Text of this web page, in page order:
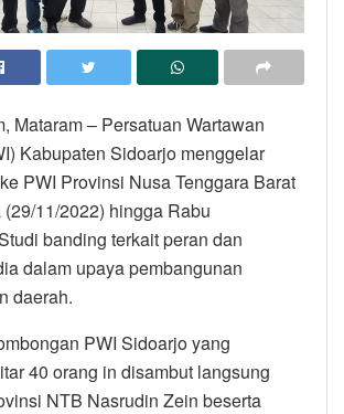
Mataram – Persatuan Wartawan
Kabupaten Sidoarjo menggelar
PWI Provinsi Nusa Tenggara Barat
11/2022) hingga Rabu
banding terkait peran dan
dalam upaya pembangunan
daerah.
PWI Sidoarjo yang
40 orang in disambut langsung
NTB Nasrudin Zein beserta